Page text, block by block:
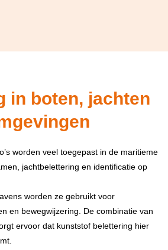
in boten, jachten
worden veel toegepast in de maritieme
jachtbelettering en identificatie op
worden ze gebruikt voor
en bewegwijzering. De combinatie van
ervoor dat kunststof belettering hier